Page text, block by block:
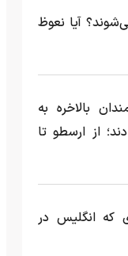
آیا نعوظ
بالاخره به
از ارسطو تا
که انگلیس در